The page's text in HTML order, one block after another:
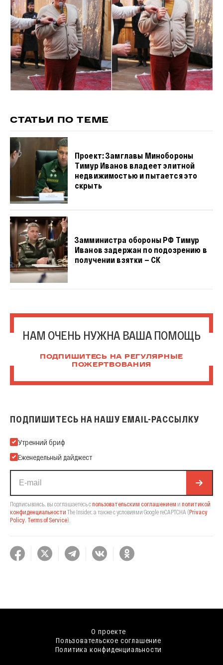
СТАТЬИ ПО ТЕМЕ
Проект: Замглавы Минобороны
Тимур Иванов владеет элитной
недвижимостью и пытается это
скрыть
Замминистра обороны РФ Тимур
Иванов задержан по подозрению в
получении взятки — СК
НАМ ОЧЕНЬ НУЖНА ВАША ПОМОЩЬ
ПОДПИШИТЕСЬ НА РЕГУЛЯРНЫЕ
ПОЖЕРТВОВАНИЯ
ПОДПИШИТЕСЬ НА НАШУ EMAIL-РАССЫЛКУ
Подпишитесь на нашу Email-рассылку
Утренний бриф
Еженедельный дайджест
Подписываясь, вы соглашаетесь спользовательским соглашением и политикой
конфиденциальности The Insider, а также с условиями Google reCAPTCHA (Privacy
Policy, Terms of Service).
О проекте
Пользовательское соглашение
Политика конфиденциальности